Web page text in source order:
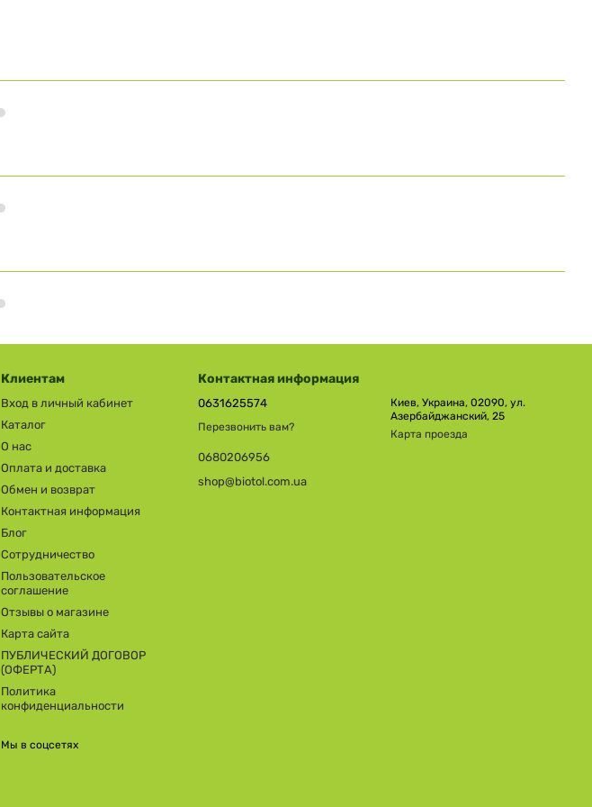
Клиентам
Вход в личный кабинет
Каталог
О нас
Оплата и доставка
Обмен и возврат
Контактная информация
Блог
Сотрудничество
Пользовательское
соглашение
Отзывы о магазине
Карта сайта
ПУБЛИЧЕСКИЙ ДОГОВОР
(ОФЕРТА)
Политика
конфиденциальности
Мы в соцсетях
Контактная информация
0631625574
Перезвонить вам?
0680206956
shop@biotol.com.ua
Киев, Украина, 02090, ул.
Азербайджанский, 25
Карта проезда